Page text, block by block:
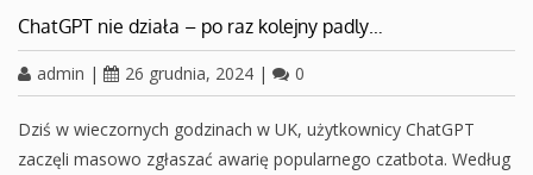
ChatGPT nie działa – po raz kolejny padly…
admin | 26 grudnia, 2024 | 0
Dziś w wieczornych godzinach w UK, użytkownicy ChatGPT
zaczęli masowo zgłaszać awarię popularnego czatbota. Według